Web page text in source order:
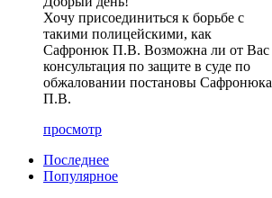
Хочу присоединиться к борьбе с
такими полицейскими, как
Сафронюк П.В. Возможна ли от Вас
консультация по защите в суде по
обжаловании постановы Сафронюка
П.В.
просмотр
Последнее
Популярное